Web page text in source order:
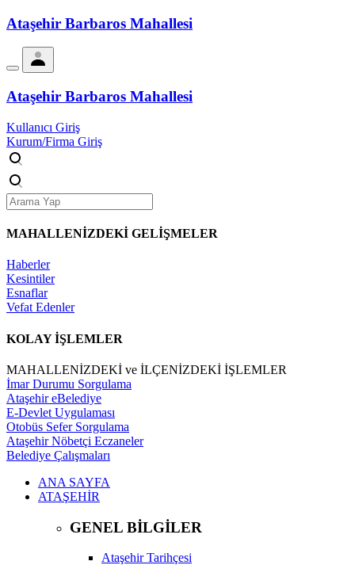
Ataşehir Barbaros Mahallesi
Ataşehir Barbaros Mahallesi
Kullanıcı Giriş
Kurum/Firma Giriş
MAHALLENİZDEKİ GELİŞMELER
Haberler
Kesintiler
Esnaflar
Vefat Edenler
KOLAY İŞLEMLER
MAHALLENİZDEKİ ve İLÇENİZDEKİ İŞLEMLER
İmar Durumu Sorgulama
Ataşehir eBelediye
E-Devlet Uygulaması
Otobüs Sefer Sorgulama
Ataşehir Nöbetçi Eczaneler
Belediye Çalışmaları
ANA SAYFA
ATAŞEHİR
GENEL BİLGİLER
Ataşehir Tarihçesi